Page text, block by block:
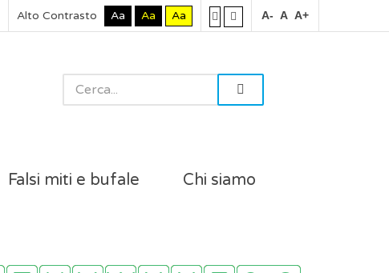
Alto Contrasto Aa Aa Aa A- A A+
Falsi miti e bufale Chi siamo